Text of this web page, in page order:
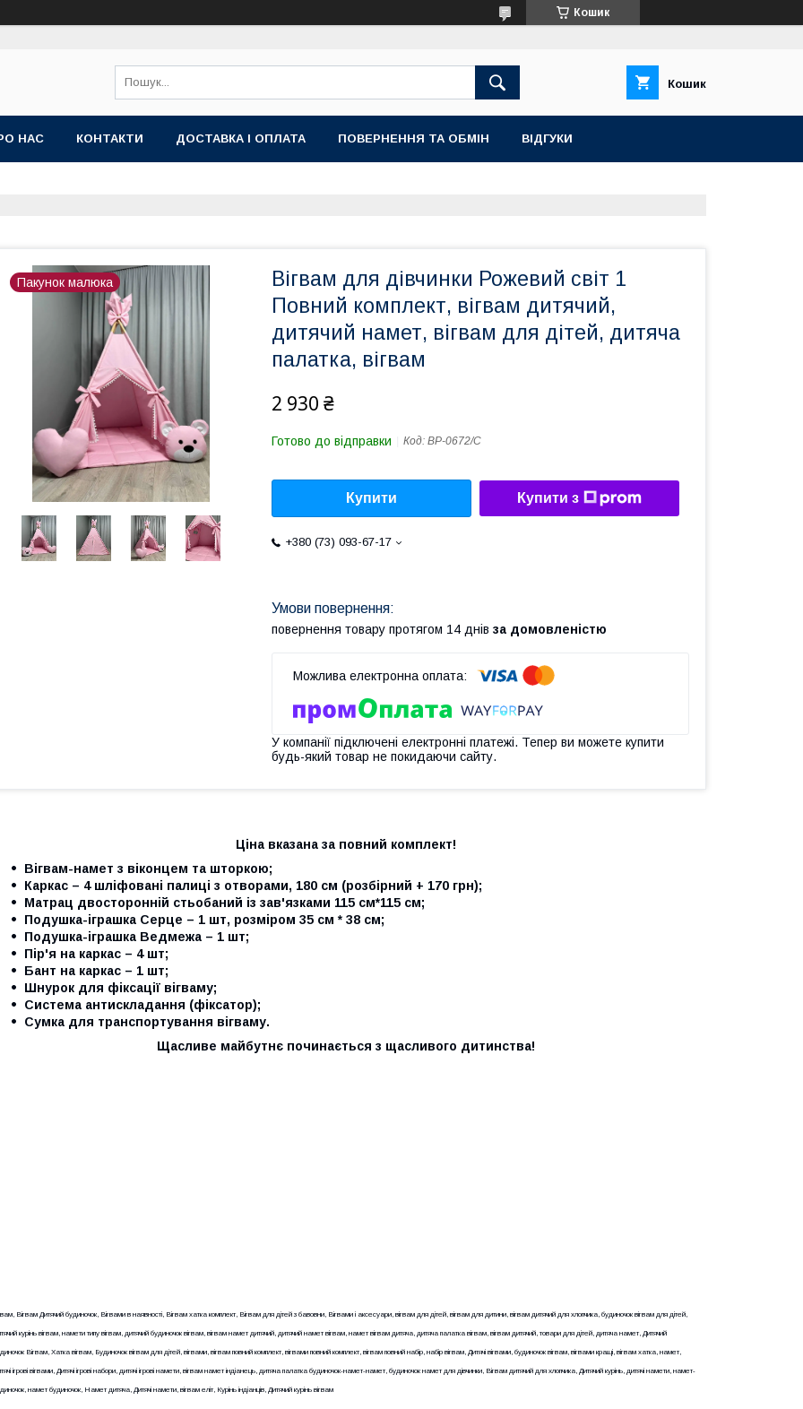
Кошик
Кошик
НАС КОНТАКТИ ДОСТАВКА І ОПЛАТА ПОВЕРНЕННЯ ТА ОБМІН ВІДГУКИ
Пакунок малюка
Вігвам для дівчинки Рожевий світ 1
Повний комплект, вігвам дитячий,
дитячий намет, вігвам для дітей, дитяча
палатка, вігвам
2 930 ₴
Готово до відправки Код: ВР-0672/С
Купити Купити з
+380 (73) 093-67-17
повернення товару протягом 14 днів за домовленістю
У компанії підключені електронні платежі. Тепер ви можете купити
будь-який товар не покидаючи сайту.
Ціна вказана за повний комплект!
Вігвам-намет з віконцем та шторкою;
Каркас – 4 шліфовані палиці з отворами, 180 см (розбірний + 170 грн);
Матрац двосторонній стьобаний із зав'язками 115 см*115 см;
Подушка-іграшка Серце – 1 шт, розміром 35 см * 38 см;
Подушка-іграшка Ведмежа – 1 шт;
Пір'я на каркас – 4 шт;
Бант на каркас – 1 шт;
Шнурок для фіксації вігваму;
Система антискладання (фіксатор);
Сумка для транспортування вігваму.
Щасливе майбутнє починається з щасливого дитинства!
Вігвам Дитячий будиночок, Вігвами в наявності, Вігвам хатка комплект, Вігвам для дітей з бавовни, Вігвами і аксесуари, вігвам для дітей, вігвам для дитини, вігвам дитячий для хлопчика, будиночок вігвам для дітей,
курінь вігвам, намети типу вігвам, дитячий будиночок вігвам, вігвам намет дитячий, дитячий намет вігвам, намет вігвам дитяча, дитяча палатка вігвам, вігвам дитячий, товари для дітей, дитяча намет, Дитячий
Вігвам, Хатка вігвам, Будиночок вігвам для дітей, вігвами, вігвам повний комплект, вігвами повний комплект, вігвам повний набір, набір вігвам, Дитячі вігвами, будиночок вігвам, вігвами кращі, вігвам хатка, намет,
ігрові вігвами, Дитячі ігрові набори, дитячі ігрові намети, вігвам намет індіанець, дитяча палатка будиночок-намет-намет, будиночок намет для дівчинки, Вігвам дитячий для хлопчика, Дитячий курінь, дитячі намети, намет-
намет будиночок, Намет дитяча, Дитячі намети, вігвам еліт, Курінь індіанців, Дитячий курінь вігвам